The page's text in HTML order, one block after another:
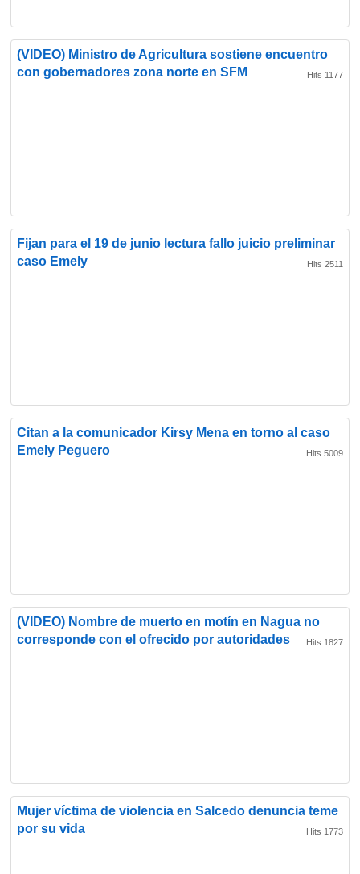
(VIDEO) Ministro de Agricultura sostiene encuentro
con gobernadores zona norte en SFM
Hits 1177
Fijan para el 19 de junio lectura fallo juicio preliminar
caso Emely
Hits 2511
Citan a la comunicador Kirsy Mena en torno al caso
Emely Peguero
Hits 5009
(VIDEO) Nombre de muerto en motín en Nagua no
corresponde con el ofrecido por autoridades
Hits 1827
Mujer víctima de violencia en Salcedo denuncia teme
por su vida
Hits 1773